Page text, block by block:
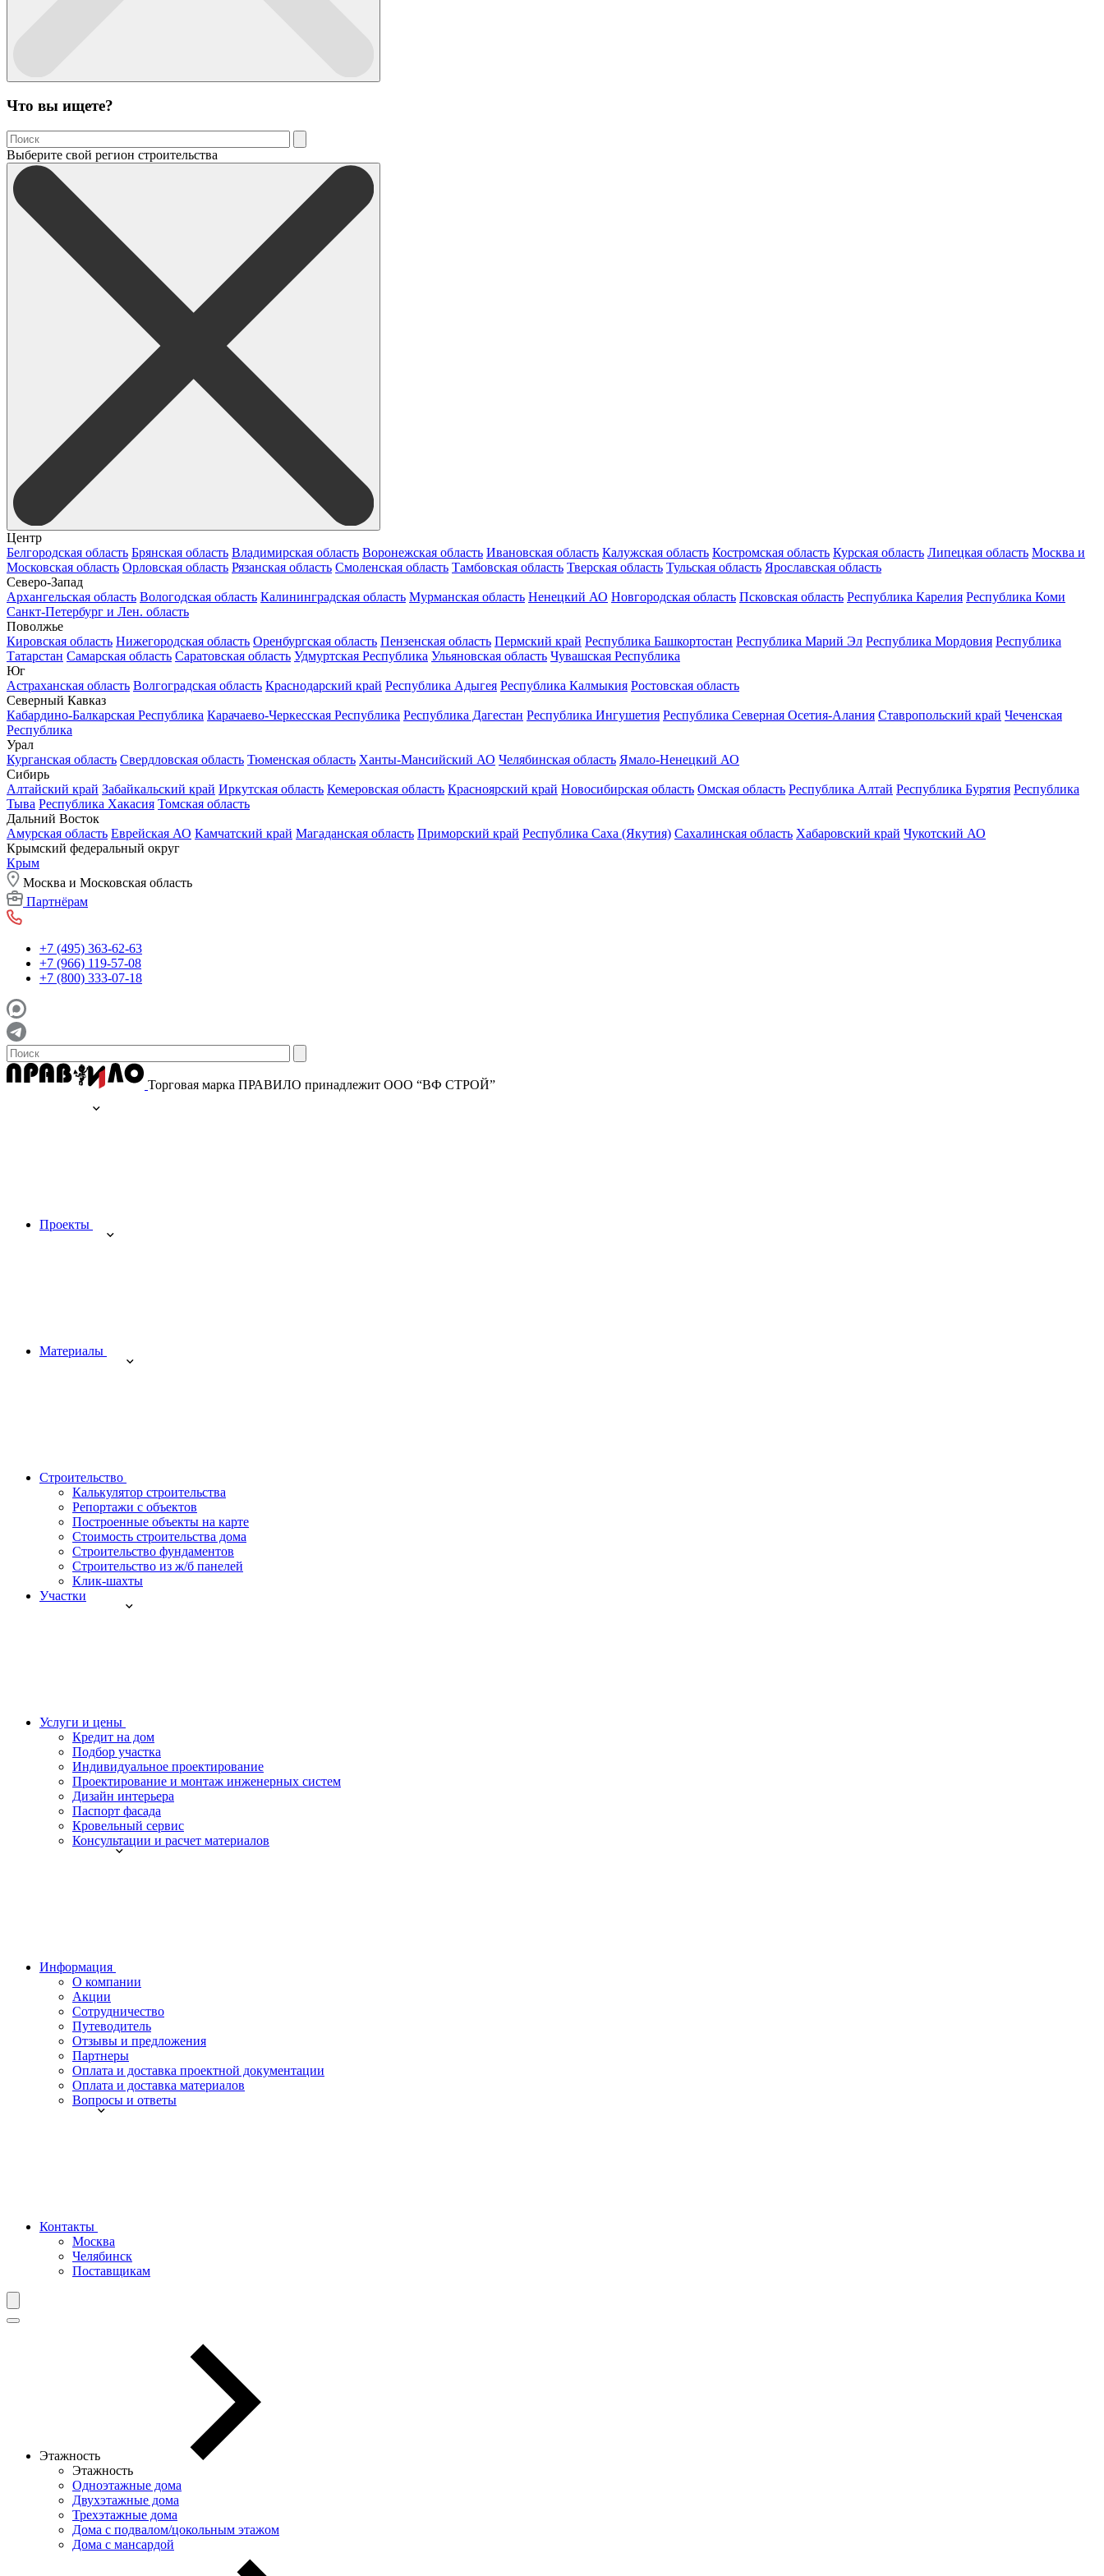
Что вы ищете?
Выберите свой регион строительства
Центр
Белгородская область Брянская область Владимирская область Воронежская область Ивановская область Калужская область Костромская область Курская область Липецкая область Москва и
Московская область Орловская область Рязанская область Смоленская область Тамбовская область Тверская область Тульская область Ярославская область
Северо-Запад
Архангельская область Вологодская область Калининградская область Мурманская область Ненецкий АО Новгородская область Псковская область Республика Карелия Республика Коми
Санкт-Петербург и Лен. область
Поволжье
Кировская область Нижегородская область Оренбургская область Пензенская область Пермский край Республика Башкортостан Республика Марий Эл Республика Мордовия Республика
Татарстан Самарская область Саратовская область Удмуртская Республика Ульяновская область Чувашская Республика
Юг
Астраханская область Волгоградская область Краснодарский край Республика Адыгея Республика Калмыкия Ростовская область
Северный Кавказ
Кабардино-Балкарская Республика Карачаево-Черкесская Республика Республика Дагестан Республика Ингушетия Республика Северная Осетия-Алания Ставропольский край Чеченская
Республика
Урал
Курганская область Свердловская область Тюменская область Ханты-Мансийский АО Челябинская область Ямало-Ненецкий АО
Сибирь
Алтайский край Забайкальский край Иркутская область Кемеровская область Красноярский край Новосибирская область Омская область Республика Алтай Республика Бурятия Республика
Тыва Республика Хакасия Томская область
Дальний Восток
Амурская область Еврейская АО Камчатский край Магаданская область Приморский край Республика Саха (Якутия) Сахалинская область Хабаровский край Чукотский АО
Крымский федеральный округ
Крым
Москва и Московская область
Партнёрам
+7 (495) 363-62-63
+7 (966) 119-57-08
+7 (800) 333-07-18
Торговая марка ПРАВИЛО принадлежит ООО “ВФ СТРОЙ”
Проекты
Материалы
Строительство
Калькулятор строительства
Репортажи с объектов
Построенные объекты на карте
Стоимость строительства дома
Строительство фундаментов
Строительство из ж/б панелей
Клик-шахты
Участки
Услуги и цены
Кредит на дом
Подбор участка
Индивидуальное проектирование
Проектирование и монтаж инженерных систем
Дизайн интерьера
Паспорт фасада
Кровельный сервис
Консультации и расчет материалов
Информация
О компании
Акции
Сотрудничество
Путеводитель
Отзывы и предложения
Партнеры
Оплата и доставка проектной документации
Оплата и доставка материалов
Вопросы и ответы
Контакты
Москва
Челябинск
Поставщикам
Этажность
Этажность
Одноэтажные дома
Двухэтажные дома
Трехэтажные дома
Дома с подвалом/цокольным этажом
Дома с мансардой